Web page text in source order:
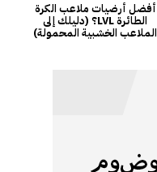
أفضل أرضيات ملاعب الكرة
الطائرة LVL؟ (دليلك إلى
الملاعب الخشبية المحمولة)